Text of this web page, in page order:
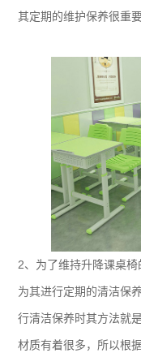
其定期的维护保养很重要
2、为了维持升降课桌
为其进行定期的清洁保
行清洁保养时其方法就
材质有着很多，所以根